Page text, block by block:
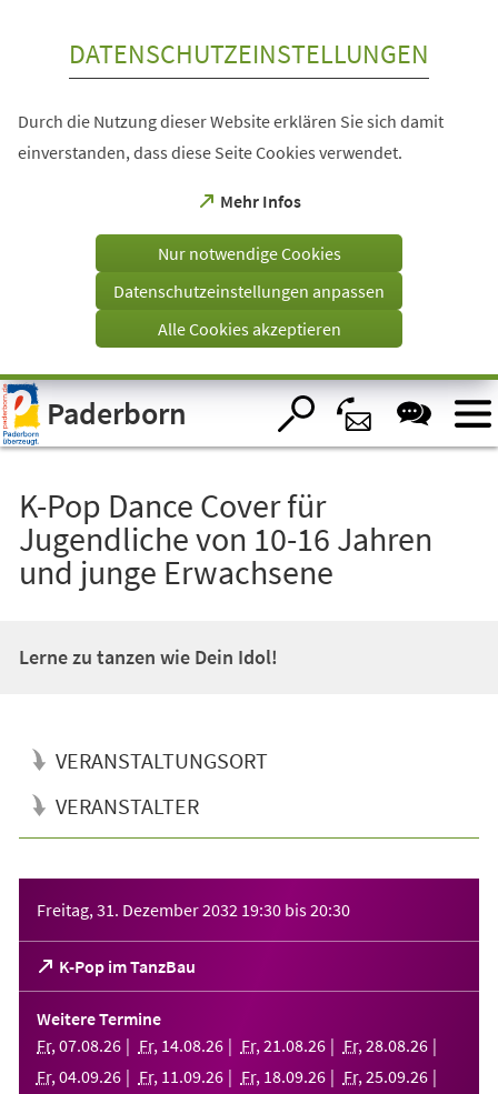
Visuelle
Assistenzsoftware
öffnen.
DATENSCHUTZEINSTELLUNGEN
Durch die Nutzung dieser Website erklären Sie sich damit
einverstanden, dass diese Seite Cookies verwendet.
Mehr Infos
(Öffnet
einem
Tab)
Nur notwendige Cookies
Datenschutzeinstellungen anpassen
Alle Cookies akzeptieren
Paderborn
K-Pop Dance Cover für
Jugendliche von 10-16 Jahren
und junge Erwachsene
Lerne zu tanzen wie Dein Idol!
VERANSTALTUNGSORT
VERANSTALTER
Freitag, 31. Dezember 2032 19:30 bis20:30
K-Pop im TanzBau
(Öffnet
in
einem
neuen
Tab)
Weitere Termine
Fr, 07.08.26 Fr, 14.08.26 Fr, 21 .08.26 Fr, 28.08.26
Fr, 04.09.26 Fr, 11 .09.26 Fr, 18.09.26 Fr, 25.09.26